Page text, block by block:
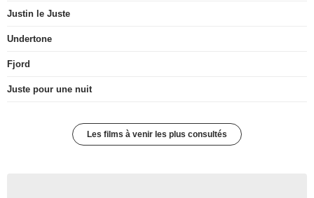
Justin le Juste
Undertone
Fjord
Juste pour une nuit
Les films à venir les plus consultés